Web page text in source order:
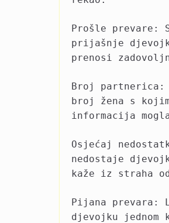
Prošle prevare:
prijašnje
prenosi
Broj partnerica:
broj žena s
informacija
Osjećaj
nedostaje
kaže iz straha
Pijana prevara:
djevojku